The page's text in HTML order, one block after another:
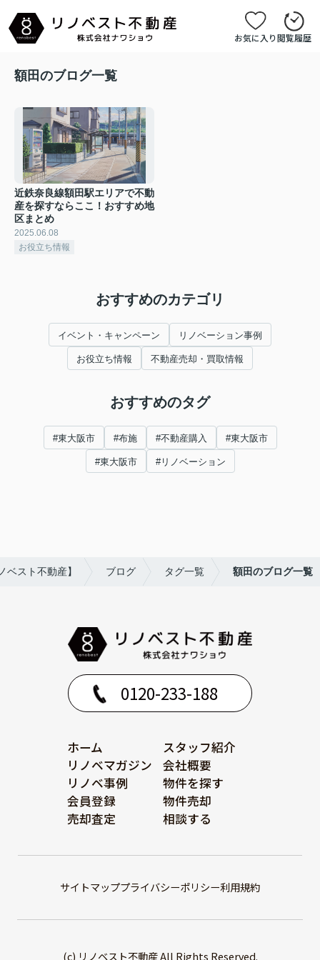
お気に入り閲覧履歴
額田のブログ一覧
近鉄奈良線額田駅エリアで不動
産を探すならここ！おすすめ地
区まとめ
2025.06.08
お役立ち情報
おすすめのカテゴリ
イベント・キャンペーン リノベーション事例
お役立ち情報 不動産売却・買取情報
おすすめのタグ
#東大阪市 #布施 #不動産購入 #東大阪市
#東大阪市 #リノベーション
スト不動産】 ブログ タグ一覧 額田のブログ一覧
0120-233-188
ホーム
スタッフ紹介
リノベマガジン
会社概要
リノベ事例
物件を探す
会員登録
物件売却
売却査定
相談する
サイトマッププライバシーポリシー利用規約
(c) リノベスト不動産 All Rights Reserved.